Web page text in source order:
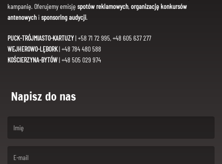
kampanię. Oferujemy emisję spotów reklamowych,organizację konkursów
antenowychi sponsoring audycji.
PUCK-TRÓJMIASTO-KARTUZY| +58 71 72 995, +48 605 637 277
WEJHEROWO-LĘBORK| +48 784 480 588
KOŚCIERZYNA-BYTÓW| +48 505 029 974
Napisz do nas